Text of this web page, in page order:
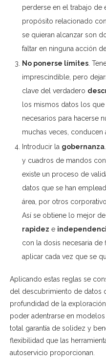
perderse en el trabajo de
propósito relacionado
se quieran alcanzar son
faltar en ninguna acción
No ponerse límites .
imprescindible, pero
clave del verdadero
los mismos datos los
necesarios para hacerse
muchas veces, conducen
Introducir la gobernanza
y cuadros de mandos
existe un proceso de
datos que se han
área, por otros
Así se obtiene lo mejor
rapidez e
con la dosis necesaria
aplicar cada vez que se
Aplicando estas reglas se
del descubrimiento de datos
profundidad de la
poder adentrarse en
total garantía de solidez y
flexibilidad que las
autoservicio proporcionan.